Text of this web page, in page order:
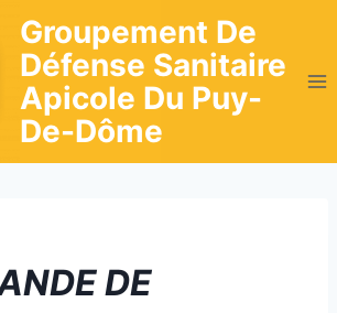
Groupement De
Défense Sanitaire
Apicole Du Puy-
De-Dôme
DE